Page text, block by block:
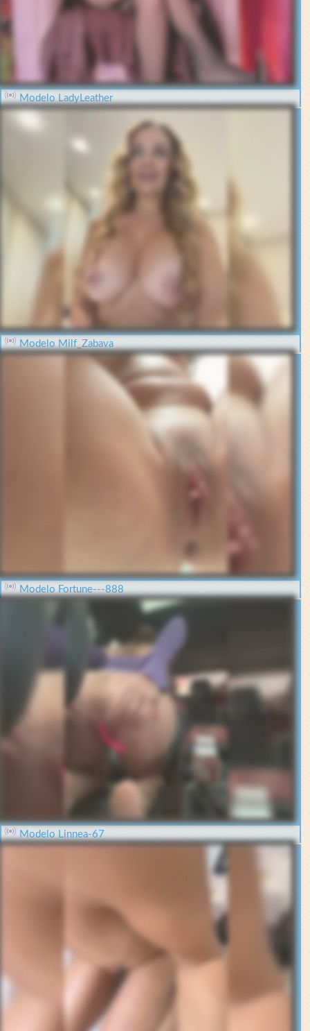
Modelo LadyLeather
Modelo Milf_Zabava
Modelo Fortune---888
Modelo Linnea-67